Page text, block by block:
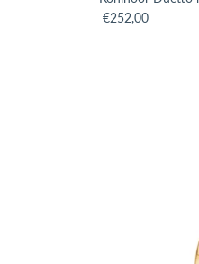
Translation
€252,00